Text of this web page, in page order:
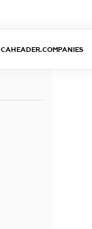
CAHEADER.COMPANIES